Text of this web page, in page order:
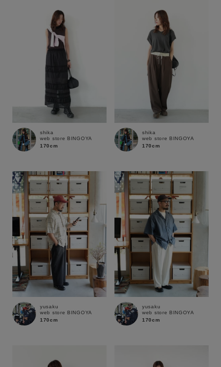
キーワード
MENS
shika
web store BINGOYA
170cm
shika
web store BINGOYA
170cm
yusaku
web store BINGOYA
170cm
yusaku
web store BINGOYA
170cm